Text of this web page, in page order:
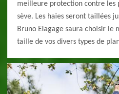
meilleure protection contre les
sève. Les haies seront taillées
Bruno Elagage saura choisir le
taille de vos divers types de